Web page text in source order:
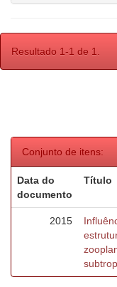
Resultado 1-1 de 1.
Conjunto de itens:
Data do
documento
Título
2015